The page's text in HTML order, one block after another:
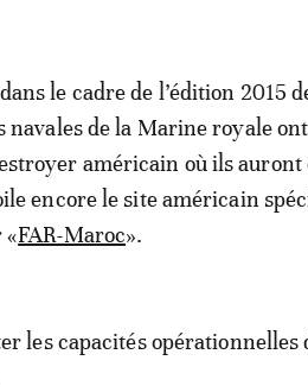
le cadre de l’édition 2015
navales de la Marine royale
américain où ils auront
encore le site américain
«FAR-Maroc».
les capacités opérationnelles